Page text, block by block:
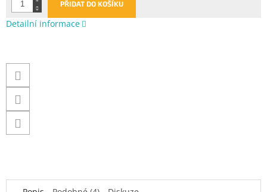
PŘIDAT DO KOŠÍKU
Detailní informace